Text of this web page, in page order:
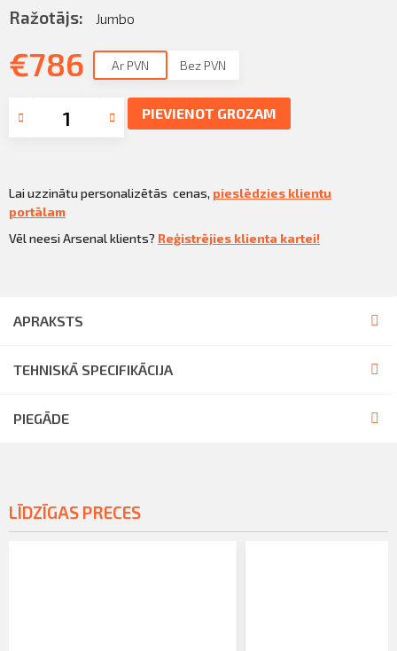
KLIENTU PORTĀLS
KĻŪT PAR KLIENTU
Ražotājs: Jumbo
€786 Ar PVN Bez PVN
PIEVIENOT GROZAM
Lai uzzinātu personalizētās cenas, pieslēdzies klientu
portālam
Vēl neesi Arsenal klients? Reģistrējies klienta kartei!
APRAKSTS
TEHNISKĀ SPECIFIKĀCIJA
PIEGĀDE
LĪDZĪGAS PRECES